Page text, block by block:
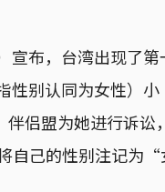
宣布，台湾出现了
别认同为女性）小
侣盟为她进行诉讼
自己的性别注记为“